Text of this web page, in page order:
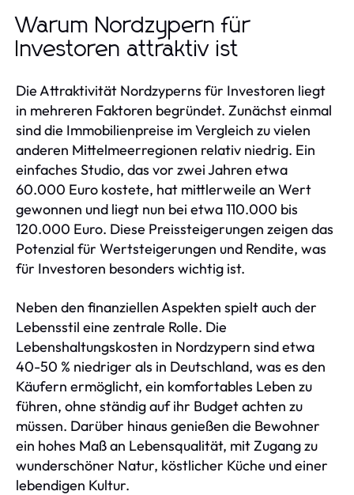
Warum Nordzypern für
Investoren attraktiv ist
Die Attraktivität Nordzyperns für Investoren liegt
in mehreren Faktoren begründet. Zunächst einmal
sind die Immobilienpreise im Vergleich zu vielen
anderen Mittelmeerregionen relativ niedrig. Ein
einfaches Studio, das vor zwei Jahren etwa
60.000 Euro kostete, hat mittlerweile an Wert
gewonnen und liegt nun bei etwa 110.000 bis
120.000 Euro. Diese Preissteigerungen zeigen das
Potenzial für Wertsteigerungen und Rendite, was
für Investoren besonders wichtig ist.
Neben den finanziellen Aspekten spielt auch der
Lebensstil eine zentrale Rolle. Die
Lebenshaltungskosten in Nordzypern sind etwa
40-50 % niedriger als in Deutschland, was es den
Käufern ermöglicht, ein komfortables Leben zu
führen, ohne ständig auf ihr Budget achten zu
müssen. Darüber hinaus genießen die Bewohner
ein hohes Maß an Lebensqualität, mit Zugang zu
wunderschöner Natur, köstlicher Küche und einer
lebendigen Kultur.